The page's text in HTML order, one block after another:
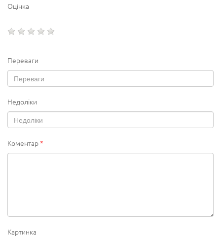
Оцінка
Переваги
Недоліки
Коментар*
Картинка